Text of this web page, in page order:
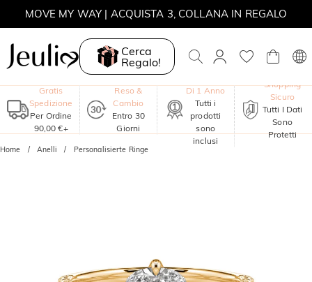
MOVE MY WAY | ACQUISTA 3, COLLANA IN REGALO
Cerca
Regalo!
Gratis
Spedizione
Per Ordine
90,00 €+
Reso &
Cambio
Entro 30
Giorni
Di 1 Anno
Tutti i
prodotti
sono
inclusi
Shopping
Sicuro
Tutti I Dati
Sono
Protetti
Home Anelli Personalisierte Ringe